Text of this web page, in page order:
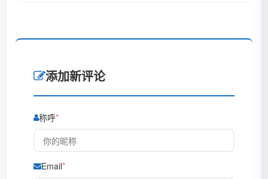
添加新评论
称呼
Email